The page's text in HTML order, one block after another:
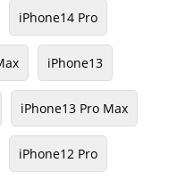
iPhone14 Pro
iPhone13
iPhone13 Pro Max
iPhone12 Pro